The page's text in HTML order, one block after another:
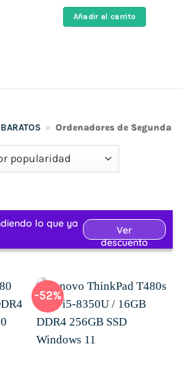
era:
560,00 €.
Añadir al carrito
» Ordenadores de Segunda
-52%